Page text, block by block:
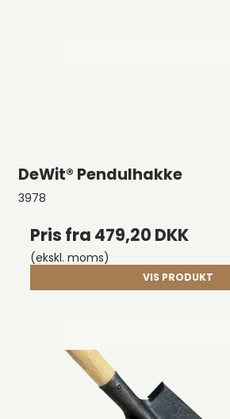
DeWit® Pendulhakke
3978
Pris fra 479,20 DKK
(ekskl. moms)
VIS PRODUKT